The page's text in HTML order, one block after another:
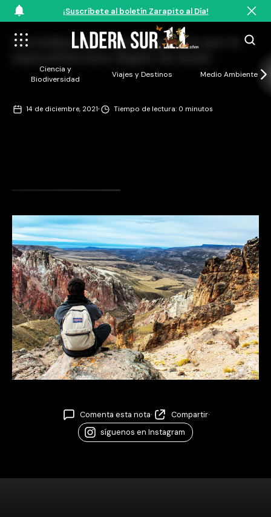
¡Suscríbete al boletín Zarapito al Día!
Ciencia y
Biodiversidad
Viajes y Destinos Medio Ambiente
Una belleza que sobrecoge es la que te
14 de diciembre, 2021· Tiempo de lectura: 0 minutos
Comenta esta nota· Compartir·
síguenos en Instagram